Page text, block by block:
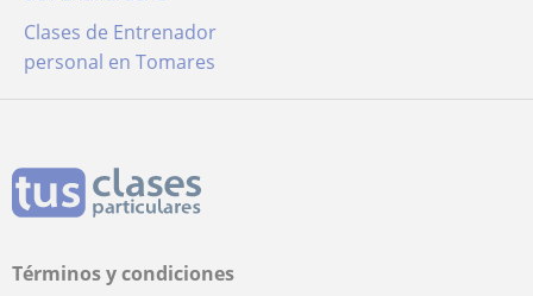
Clases de Entrenador
personal en Tomares
Términos y condiciones